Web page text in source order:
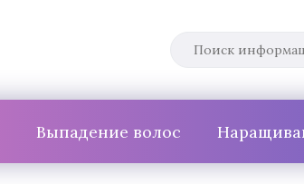
Выпадение волос